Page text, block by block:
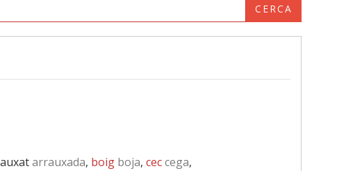
CERCA
arrauxada, boig boja, ceccega,